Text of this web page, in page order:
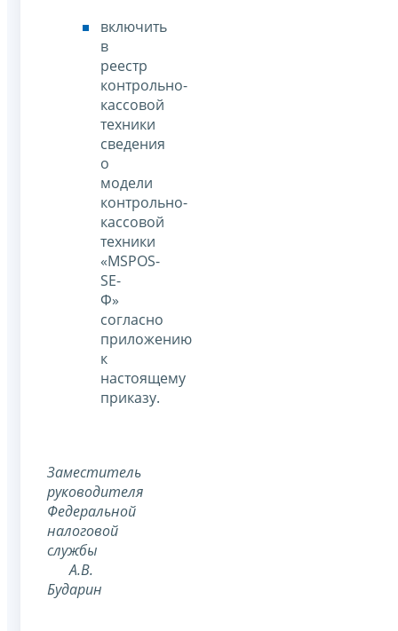
включить
в
реестр
контрольно-
кассовой
техники
сведения
о
модели
контрольно-
кассовой
техники
«MSPOS-
SE-
Ф»
согласно
приложению
к
настоящему
приказу.
Заместитель
руководителя
Федеральной
налоговой
службы
А.В.
Бударин